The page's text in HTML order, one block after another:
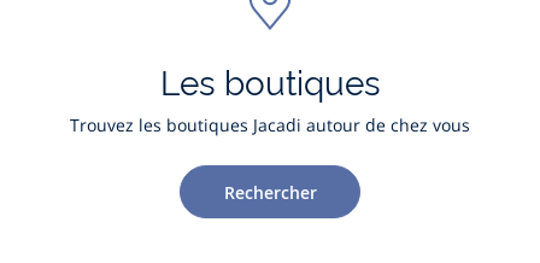
Les boutiques
Trouvez les boutiques Jacadi autour de chez vous
Rechercher